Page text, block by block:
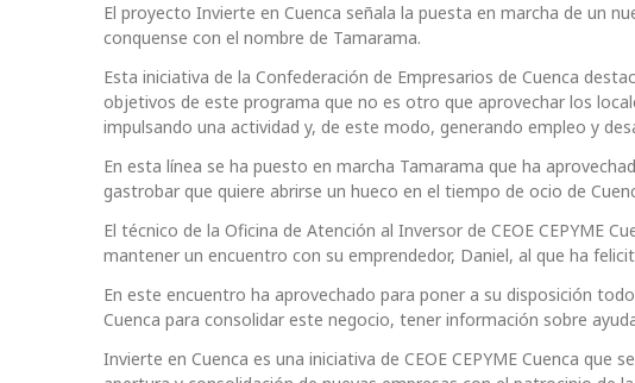
El proyecto Invierte en Cuenca señala la puesta en marcha de un
conquense con el nombre de Tamarama.
Esta iniciativa de la Confederación de Empresarios de Cuenca
objetivos de este programa que no es otro que aprovechar los
impulsando una actividad y, de este modo, generando empleo y
En esta línea se ha puesto en marcha Tamarama que ha
gastrobar que quiere abrirse un hueco en el tiempo de ocio de
El técnico de la Oficina de Atención al Inversor de CEOE CEPYME
mantener un encuentro con su emprendedor, Daniel, al que ha
En este encuentro ha aprovechado para poner a su disposición
Cuenca para consolidar este negocio, tener información sobre
Invierte en Cuenca es una iniciativa de CEOE CEPYME Cuenca